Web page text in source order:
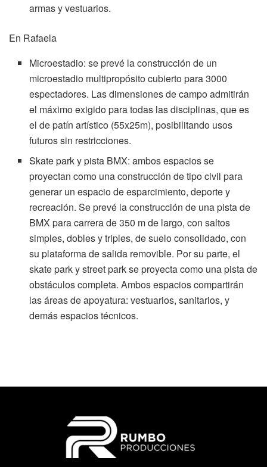
armas y vestuarios.
En Rafaela
Microestadio: se prevé la construcción de un
microestadio multipropósito cubierto para 3000
espectadores. Las dimensiones de campo admitirán
el máximo exigido para todas las disciplinas, que es
el de patín artístico (55x25m), posibilitando usos
futuros sin restricciones.
Skate park y pista BMX: ambos espacios se
proyectan como una construcción de tipo civil para
generar un espacio de esparcimiento, deporte y
recreación. Se prevé la construcción de una pista de
BMX para carrera de 350 m de largo, con saltos
simples, dobles y triples, de suelo consolidado, con
su plataforma de salida removible. Por su parte, el
skate park y street park se proyecta como una pista de
obstáculos completa. Ambos espacios compartirán
las áreas de apoyatura: vestuarios, sanitarios, y
demás espacios técnicos.